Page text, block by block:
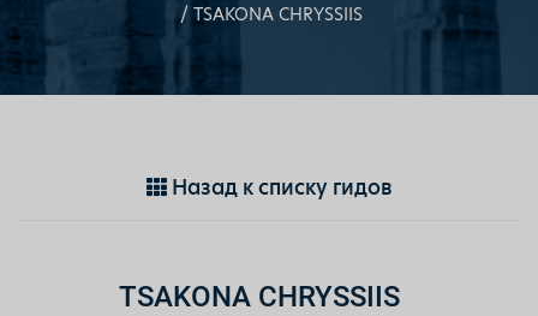
TSAKONA CHRYSSIIS
Назад к списку гидов
TSAKONA CHRYSSIIS